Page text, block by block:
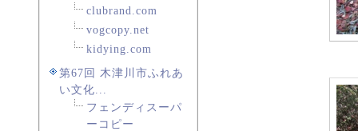
clubrand.com
vogcopy.net
kidying.com
第67回 木津川市ふれあ
い文化...
フェンディスーパ
ーコピー